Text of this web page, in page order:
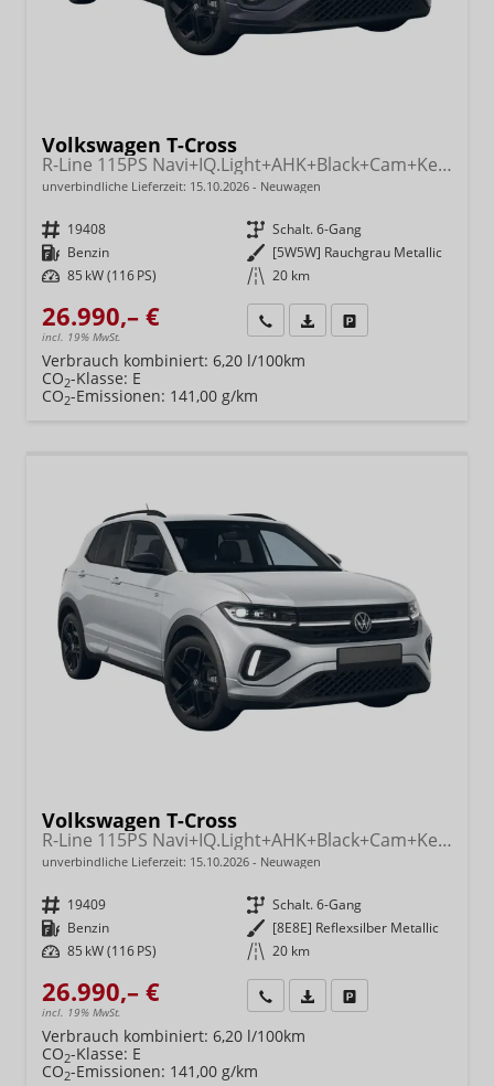
Volkswagen T-Cross
R-Line 115PS Navi+IQ.Light+AHK+Black+Cam+Keyless+GV5+Side+Climatronic
unverbindliche Lieferzeit: 15.10.2026 Neuwagen
Fahrzeugnr. 19408 Getriebe Schalt. 6-Gang
Kraftstoff Benzin Außenfarbe [5W5W] Rauchgrau Metallic
Leistung 85 kW (116 PS) Kilometerstand 20 km
26.990,– €
incl. 19% MwSt.
Wir rufen Sie anFahrzeugexposé (PDF)
Verbrauch kombiniert: 6,20 l/100km
CO2-Klasse: E
CO2-Emissionen: 141,00 g/km
Volkswagen T-Cross
R-Line 115PS Navi+IQ.Light+AHK+Black+Cam+Keyless+GV5+Side+Climatronic
unverbindliche Lieferzeit: 15.10.2026 Neuwagen
Fahrzeugnr. 19409 Getriebe Schalt. 6-Gang
Kraftstoff Benzin Außenfarbe [8E8E] Reflexsilber Metallic
Leistung 85 kW (116 PS) Kilometerstand 20 km
26.990,– €
incl. 19% MwSt.
Wir rufen Sie anFahrzeugexposé (PDF)
Verbrauch kombiniert: 6,20 l/100km
CO2-Klasse: E
CO2-Emissionen: 141,00 g/km